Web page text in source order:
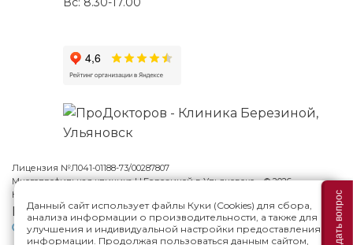
Лицензия №Л041-01188-73/00287807
Многопрофильная клиника Н.Березиной в Ульяновске © 2026
Карта сайта
Версия сайта для слабовидящих
Политика конфиденциальности
Данный сайт использует файлы Куки (Cookies) для сбора,
анализа информации о производительности, а также для
улучшения и индивидуальной настройки предоставления
информации. Продолжая пользоваться данным сайтом,
Задать вопрос